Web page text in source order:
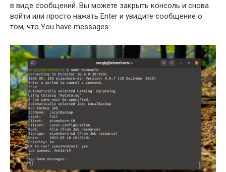
в виде сообщений. Вы можете закрыть консоль и снова
войти или просто нажать Enter и увидите сообщение о
том, что You have messages: